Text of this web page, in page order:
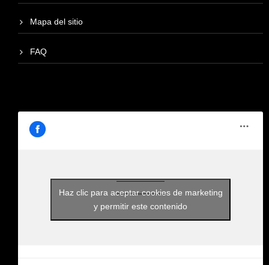
Mapa del sitio
FAQ
Haz clic para aceptar cookies de marketing
y permitir este contenido